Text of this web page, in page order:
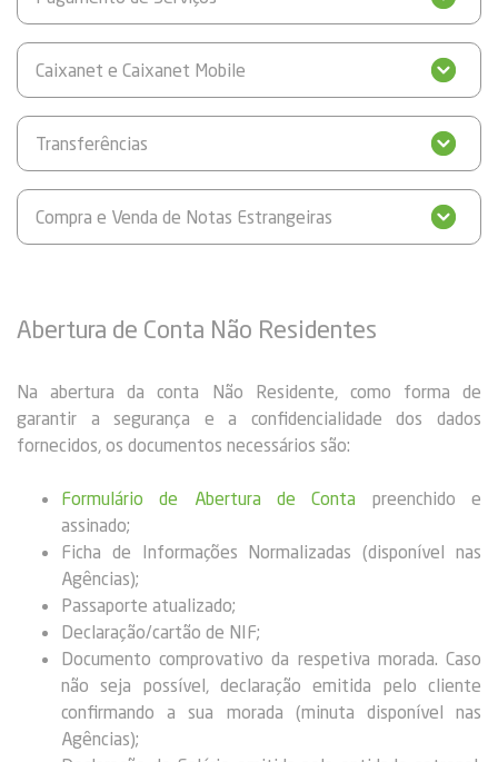
Caixanet e Caixanet Mobile
Transferências
Compra e Venda de Notas Estrangeiras
Abertura de Conta Não Residentes
Na abertura da conta Não Residente, como forma de
garantir a segurança e a confidencialidade dos dados
fornecidos, os documentos necessários são:
Formulário de Abertura de Conta preenchido e
assinado;
Ficha de Informações Normalizadas (disponível nas
Agências);
Passaporte atualizado;
Declaração/cartão de NIF;
Documento comprovativo da respetiva morada. Caso
não seja possível, declaração emitida pelo cliente
confirmando a sua morada (minuta disponível nas
Agências);